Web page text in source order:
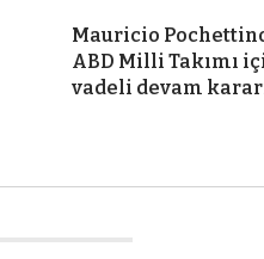
Mauricio
ABD Milli Takımı
vadeli devam